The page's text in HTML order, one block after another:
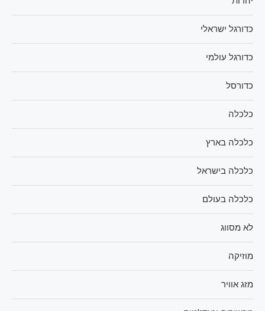
כדורגל ישראלי
כדורגל עולמי
כדורסל
כלכלה
כלכלה בארץ
כלכלה בישראל
כלכלה בעולם
לא מסווג
מוזיקה
מזג אוויר